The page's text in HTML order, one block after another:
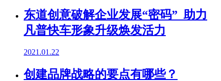
东道创意破解企业发展“密码” 助力
凡普快车形象升级焕发活力
2021.01.22
创建品牌战略的要点有哪些？